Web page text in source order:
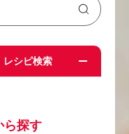
レシピ検索
ら探す